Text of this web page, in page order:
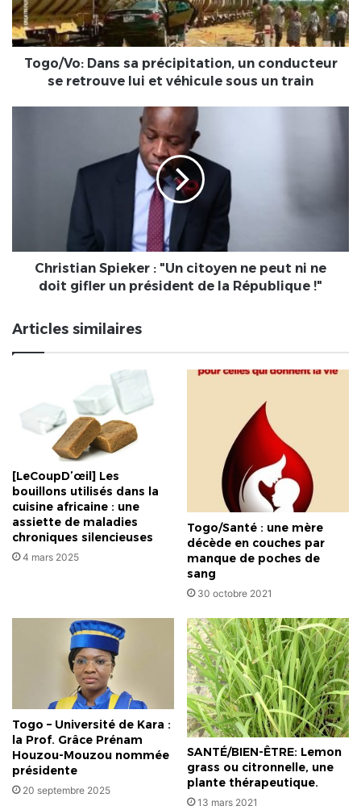
se
retrouve
lui
Togo/Vo: Dans sa précipitation, un conducteur
se retrouve lui et véhicule sous un train
ne
de
la
Christian Spieker : "Un citoyen ne peut ni ne
doit gifler un président de la République !"
Articles similaires
[LeCoupD’œil] Les
bouillons utilisés dans la
cuisine africaine : une
assiette de maladies
chroniques silencieuses
4 mars 2025
Togo/Santé : une mère
décède en couches par
manque de poches de
sang
30 octobre 2021
Togo – Université de Kara :
la Prof. Grâce Prénam
Houzou-Mouzou nommée
présidente
20 septembre 2025
SANTÉ/BIEN-ÊTRE: Lemon
grass ou citronnelle, une
plante thérapeutique.
13 mars 2021